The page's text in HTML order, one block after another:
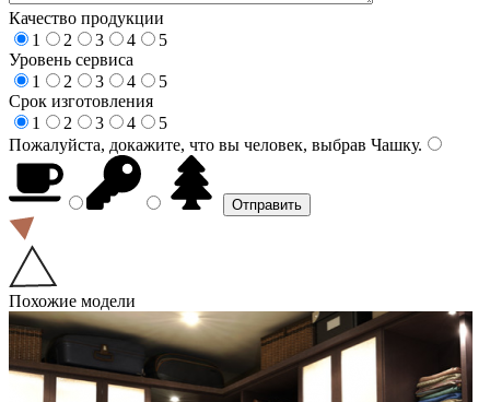
Качество продукции
1
2 3 4
5
Уровень сервиса
1
2 3 4
5
Срок изготовления
1
2 3 4
5
Пожалуйста, докажите, что вы человек, выбрав Чашку.
Похожие модели